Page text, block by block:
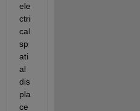
ele
ctri
cal
sp
ati
al
dis
pla
ce